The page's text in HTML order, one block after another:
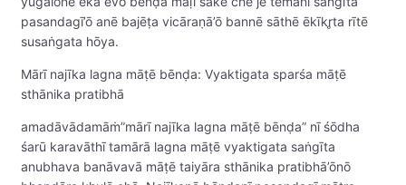
pasandagī’ō anē bajēṭa vicāraṇā’ō bannē sāthē ēkīkr̥ta rītē
susaṅgata hōya.
Mārī najīka lagna māṭē bēnḍa: Vyaktigata sparśa māṭē
sthānika pratibhā
amadāvādamāṁ”mārī najīka lagna māṭē bēnḍa” nī śōdha
śarū karavāthī tamārā lagna māṭē vyaktigata saṅgīta
anubhava banāvavā māṭē taiyāra sthānika pratibhā’ōnō